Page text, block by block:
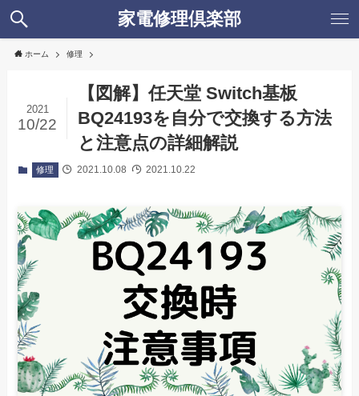
家電修理倶楽部
ホーム 修理
【図解】任天堂 Switch基板
BQ24193を自分で交換する方法
と注意点の詳細解説
2021
10/22
修理 2021.10.08 2021.10.22